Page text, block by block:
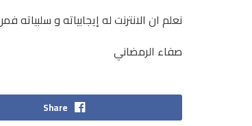
نعلم ان الانترنت له إيجابياته و سلبياته
صفاء الرمضاني
Share